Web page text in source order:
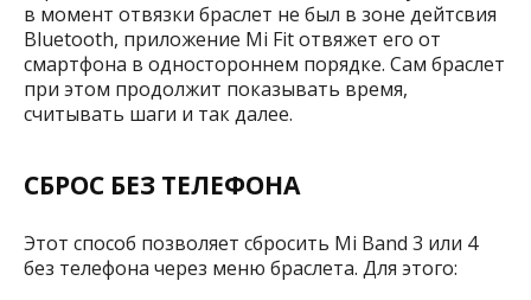
в момент отвязки браслет не был в зоне дейтсвия
Bluetooth, приложение Mi Fit отвяжет его от
смартфона в одностороннем порядке. Сам браслет
при этом продолжит показывать время,
считывать шаги и так далее.
СБРОС БЕЗ ТЕЛЕФОНА
Этот способ позволяет сбросить Mi Band 3 или 4
без телефона через меню браслета. Для этого: